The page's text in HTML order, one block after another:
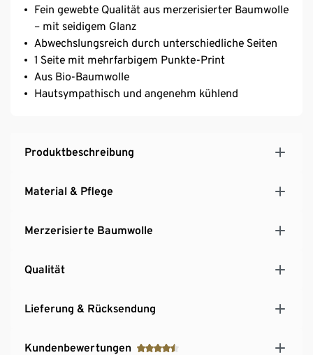
Fein gewebte Qualität aus merzerisierter Baumwolle
– mit seidigem Glanz
Abwechslungsreich durch unterschiedliche Seiten
1 Seite mit mehrfarbigem Punkte-Print
Aus Bio-Baumwolle
Hautsympathisch und angenehm kühlend
Produktbeschreibung
Material & Pflege
Merzerisierte Baumwolle
Qualität
Lieferung & Rücksendung
Kundenbewertungen